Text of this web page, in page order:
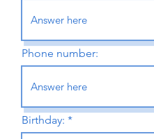
Phone number:
Birthday: *r
e